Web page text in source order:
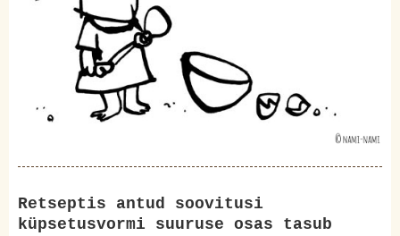
Retseptis antud soovitusi
küpsetusvormi suuruse osas tasub